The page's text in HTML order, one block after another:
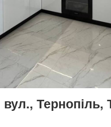
Тернопіль,